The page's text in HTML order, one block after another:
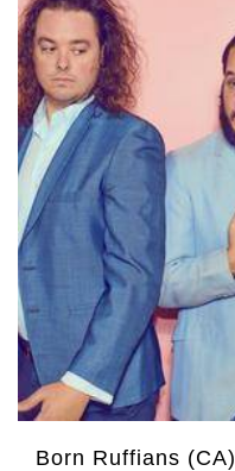
Born Ruffians (CA)